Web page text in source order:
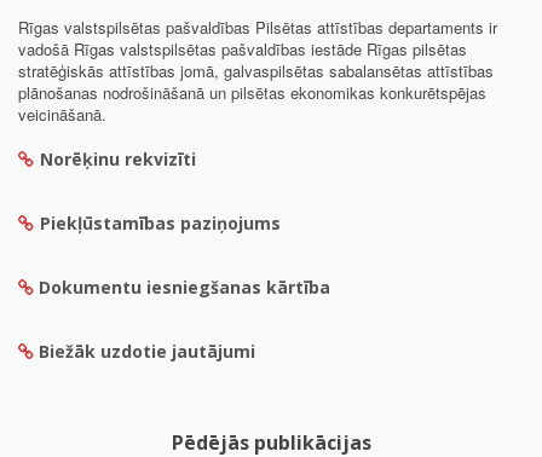
Rīgas valstspilsētas pašvaldības Pilsētas attīstības departaments ir
vadošā Rīgas valstspilsētas pašvaldības iestāde Rīgas pilsētas
stratēģiskās attīstības jomā, galvaspilsētas sabalansētas attīstības
plānošanas nodrošināšanā un pilsētas ekonomikas konkurētspējas
veicināšanā.
Norēķinu rekvizīti
Piekļūstamības paziņojums
Dokumentu iesniegšanas kārtība
Biežāk uzdotie jautājumi
Pēdējās publikācijas